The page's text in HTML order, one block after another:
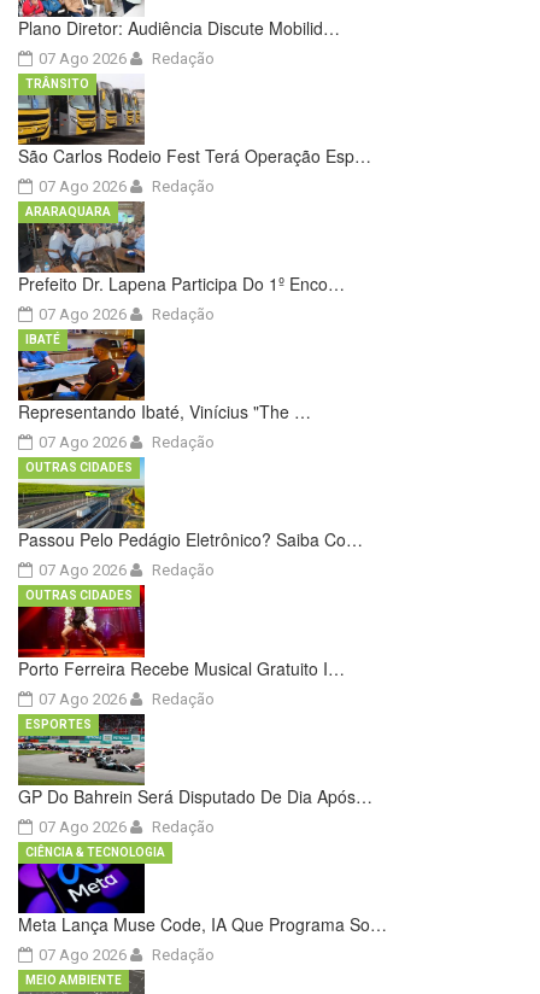
Plano Diretor: Audiência Discute Mobilid…
07 Ago 2026 Redação
São Carlos Rodeio Fest Terá Operação Esp…
07 Ago 2026
TRÂNSITO
Redação
Prefeito Dr. Lapena Participa Do 1º Enco…
07 Ago 2026
ARARAQUARA
Redação
Representando Ibaté, Vinícius "The …
07 Ago 2026
IBATÉ
Redação
Passou Pelo Pedágio Eletrônico? Saiba Co…
07 Ago 2026
OUTRAS CIDADES
Redação
Porto Ferreira Recebe Musical Gratuito I…
07 Ago 2026
OUTRAS CIDADES
Redação
GP Do Bahrein Será Disputado De Dia Após…
07 Ago 2026
ESPORTES
Redação
Meta Lança Muse Code, IA Que Programa So…
07 Ago 2026
CIÊNCIA & TECNOLOGIA
Redação
MEIO AMBIENTE